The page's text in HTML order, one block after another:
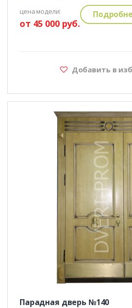
цена модели:
от 45 000 руб.
Добавить в
Парадная дверь №140